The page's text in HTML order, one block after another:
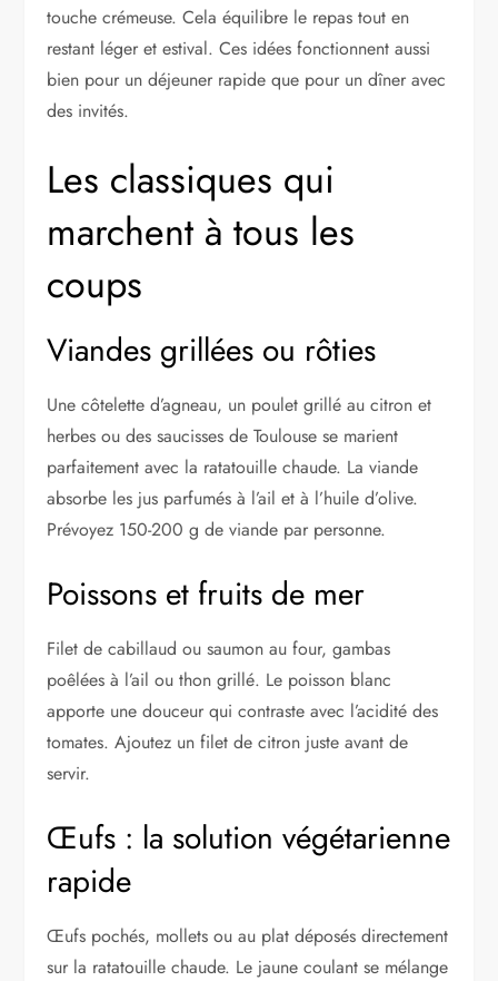
touche crémeuse. Cela équilibre le repas tout en
restant léger et estival. Ces idées fonctionnent aussi
bien pour un déjeuner rapide que pour un dîner avec
des invités.
Les classiques qui
marchent à tous les
coups
Viandes grillées ou rôties
Une côtelette d’agneau, un poulet grillé au citron et
herbes ou des saucisses de Toulouse se marient
parfaitement avec la ratatouille chaude. La viande
absorbe les jus parfumés à l’ail et à l’huile d’olive.
Prévoyez 150-200 g de viande par personne.
Poissons et fruits de mer
Filet de cabillaud ou saumon au four, gambas
poêlées à l’ail ou thon grillé. Le poisson blanc
apporte une douceur qui contraste avec l’acidité des
tomates. Ajoutez un filet de citron juste avant de
servir.
Œufs : la solution végétarienne
rapide
Œufs pochés, mollets ou au plat déposés directement
sur la ratatouille chaude. Le jaune coulant se mélange